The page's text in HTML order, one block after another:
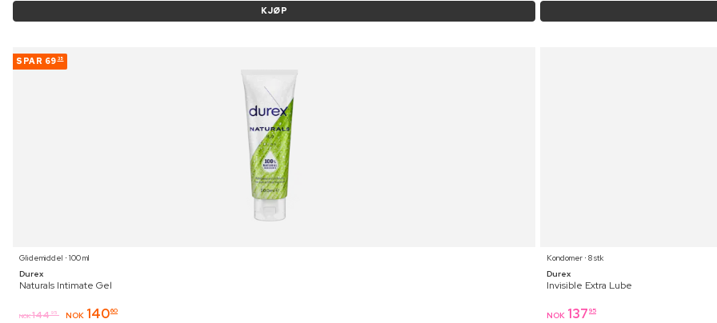
KJØP
SPAR 69 35
Glidemiddel ⋅ 100 ml
Durex
Naturals Intimate Gel
NOK 144 95 NOK 14060
Kondomer ⋅ 8 stk
Durex
Invisible Extra Lube
NOK 137 95